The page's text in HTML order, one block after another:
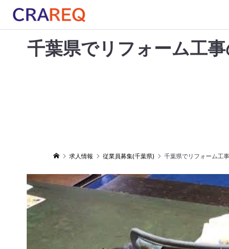
千葉県でリフォーム工
求人情報 従業員募集(千葉県) 千葉県でリフォーム工